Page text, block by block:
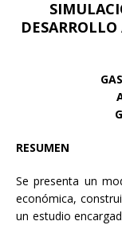
RESUMEN
Se presenta un
económica,
un estudio